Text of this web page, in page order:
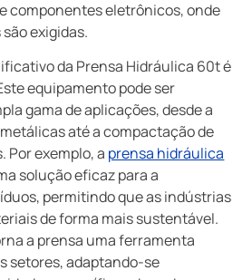
componentes eletrônicos, onde
exigidas.
da Prensa Hidráulica 60t é
equipamento pode ser
gama de aplicações, desde a
até a compactação de
Por exemplo, a prensa hidráulica
solução eficaz para a
permitindo que as indústrias
de forma mais sustentável.
a prensa uma ferramenta
setores, adaptando-se